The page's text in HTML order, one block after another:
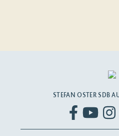
STEFAN OSTER SDB